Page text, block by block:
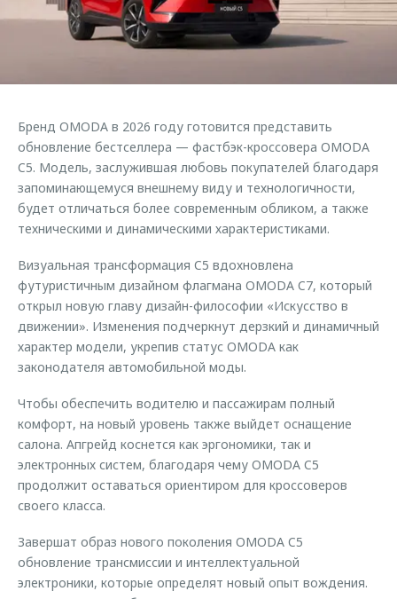
Страхование
Кредитный калькулятор
Оригинальные аксессуары
Запчасти
Трейд-ин
Калькулятор трейд-ин
Клиентская поддержка
Клуб владельцев OMODA
Аксессуары
Одежда и сувениры
Оригинальные аксессуары
Запчасти
Обратная связь
Бренд OMODA в 2026 году готовится представить
обновление бестселлера — фастбэк-кроссовера OMODA
C5. Модель, заслужившая любовь покупателей благодаря
запоминающемуся внешнему виду и технологичности,
будет отличаться более современным обликом, а также
техническими и динамическими характеристиками.
Визуальная трансформация C5 вдохновлена
футуристичным дизайном флагмана OMODA C7, который
открыл новую главу дизайн-философии «Искусство в
движении». Изменения подчеркнут дерзкий и динамичный
характер модели, укрепив статус OMODA как
законодателя автомобильной моды.
Чтобы обеспечить водителю и пассажирам полный
комфорт, на новый уровень также выйдет оснащение
салона. Апгрейд коснется как эргономики, так и
электронных систем, благодаря чему OMODA C5
продолжит оставаться ориентиром для кроссоверов
своего класса.
Завершат образ нового поколения OMODA C5
обновление трансмиссии и интеллектуальной
электроники, которые определят новый опыт вождения.